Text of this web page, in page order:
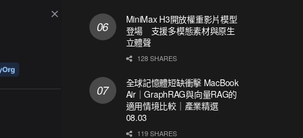
MiniMax H3開放權重影片模型
登場 支援多模態素材與原生
立體聲
128 SHARES
全球記憶體短缺衝擊 MacBook
Air｜GraphRAG與向量RAG的
適用情境比較｜產業精選
08.03
119 SHARES